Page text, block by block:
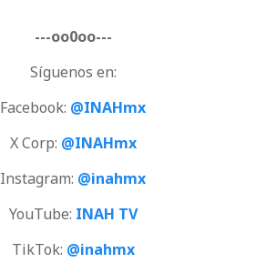
---oo0oo---
Síguenos en:
Facebook: @INAHmx
X Corp: @INAHmx
Instagram: @inahmx
YouTube: INAH TV
TikTok: @inahmx